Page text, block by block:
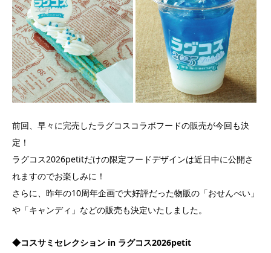
前回、早々に完売したラグコスコラボフードの販売が今回も決
定！
ラグコス2026petitだけの限定フードデザインは近日中に公開さ
れますのでお楽しみに！
さらに、昨年の10周年企画で大好評だった物販の「おせんべい」
や「キャンディ」などの販売も決定いたしました。
◆コスサミセレクション in ラグコス2026petit